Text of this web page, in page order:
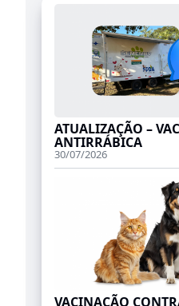
ATUALIZAÇÃO –
ANTIRRÁBICA
30/07/2026
VACINAÇÃO